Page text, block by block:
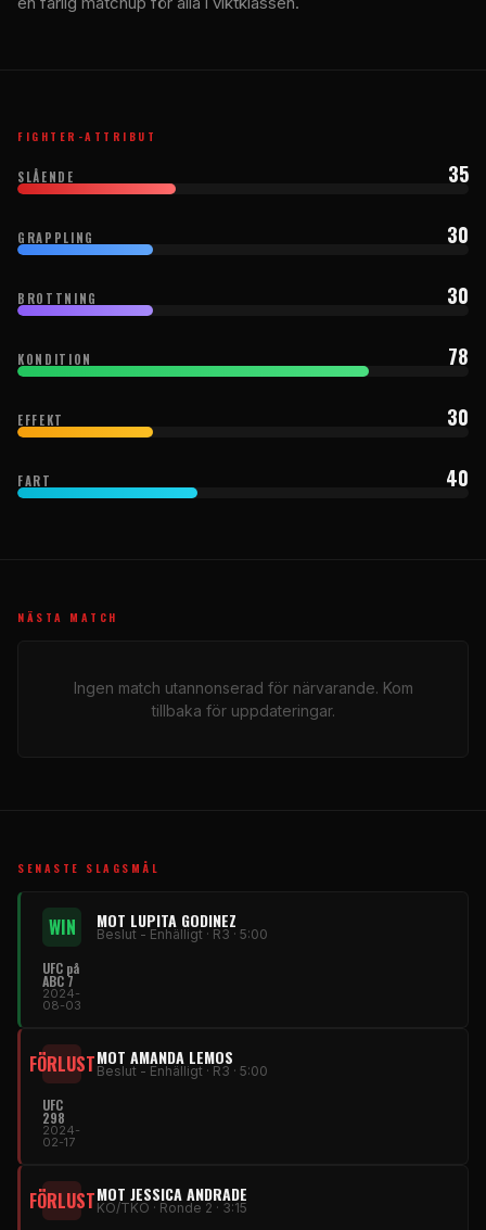
FIGHTER-ATTRIBUT
SLÅENDE 35
GRAPPLING 30
BROTTNING 30
KONDITION 78
EFFEKT 30
FART 40
NÄSTA MATCH
Ingen match utannonserad för närvarande. Kom
tillbaka för uppdateringar.
SENASTE SLAGSMÅL
WIN MOT LUPITA GODINEZ
Beslut - Enhälligt · R3 · 5:00
UFC på
ABC 7
2024-
08-03
FÖRLUSTMOT AMANDA LEMOS
Beslut - Enhälligt · R3 · 5:00
UFC
298
2024-
02-17
FÖRLUSTMOT JESSICA ANDRADE
KO/TKO · Ronde 2 · 3:15